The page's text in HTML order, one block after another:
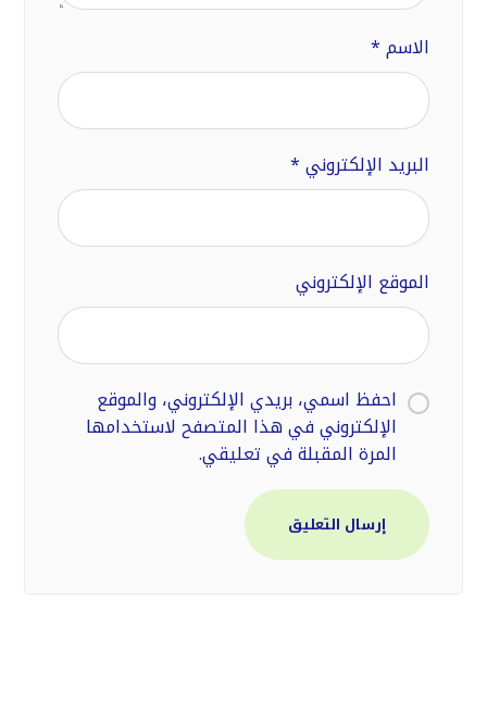
الاسم*
البريد الإلكتروني*
الموقع الإلكتروني
احفظ اسمي، بريدي الإلكتروني، والموقع
الإلكتروني في هذا المتصفح لاستخدامها
المرة المقبلة في تعليقي.
إرسال التعليق